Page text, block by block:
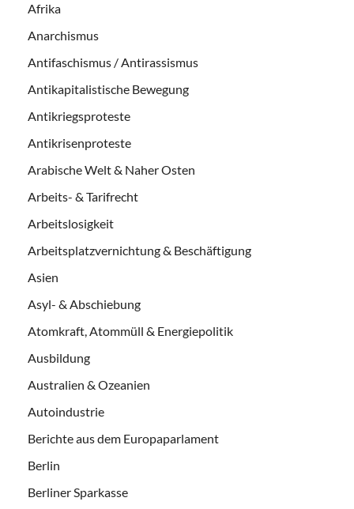
Afrika
Anarchismus
Antifaschismus / Antirassismus
Antikapitalistische Bewegung
Antikriegsproteste
Antikrisenproteste
Arabische Welt & Naher Osten
Arbeits- & Tarifrecht
Arbeitslosigkeit
Arbeitsplatzvernichtung & Beschäftigung
Asien
Asyl- & Abschiebung
Atomkraft, Atommüll & Energiepolitik
Ausbildung
Australien & Ozeanien
Autoindustrie
Berichte aus dem Europaparlament
Berlin
Berliner Sparkasse